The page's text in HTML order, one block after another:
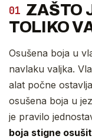
01 ZAŠTO
TOLIKO
Osušena boja u
navlaku valjka.
alat počne
osušena boja u
je pravilo
boja stigne